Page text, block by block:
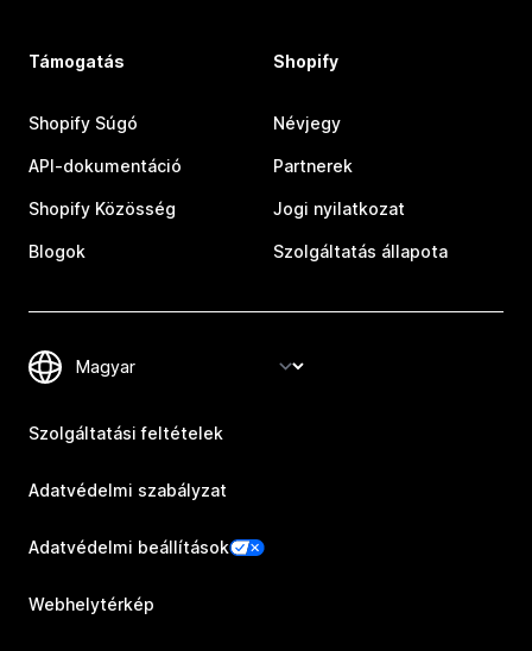
Támogatás
Shopify Súgó
API-dokumentáció
Shopify Közösség
Blogok
Shopify
Névjegy
Partnerek
Jogi nyilatkozat
Szolgáltatás állapota
Szolgáltatási feltételek
Adatvédelmi szabályzat
Adatvédelmi beállítások
Webhelytérkép